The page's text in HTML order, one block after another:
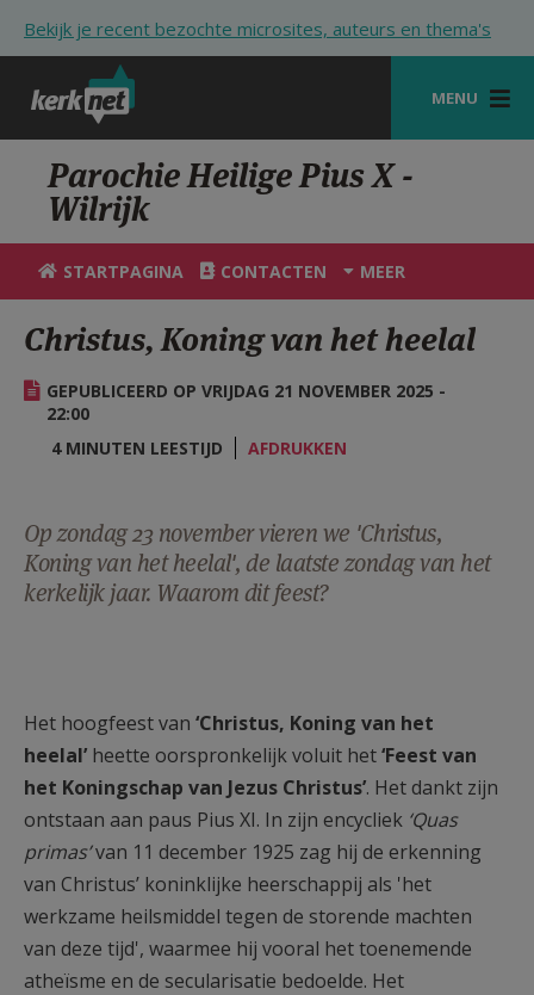
Bekijk je recent bezochte microsites, auteurs en thema's
MENU
STARTPAGINA
KERK
VIERINGEN
HULP
STARTPAGINA PORTAAL
AANMELDEN OF REGISTREREN
Parochie Heilige Pius X -
Wilrijk
STARTPAGINA CONTACTEN MEER
Christus, Koning van het heelal
GEPUBLICEERD OP VRIJDAG 21 NOVEMBER 2025 -
22:00
4 MINUTEN LEESTIJD
AFDRUKKEN
Op zondag 23 november vieren we 'Christus,
Koning van het heelal', de laatste zondag van het
kerkelijk jaar. Waarom dit feest?
Het hoogfeest van ‘Christus, Koning van het
heelal’ heette oorspronkelijk voluit het‘Feest van
het Koningschap van Jezus Christus’. Het dankt zijn
ontstaan aan paus Pius XI. In zijn encycliek ‘Quas
primas’van 11 december 1925 zag hij de erkenning
van Christus’ koninklijke heerschappij als 'het
werkzame heilsmiddel tegen de storende machten
van deze tijd', waarmee hij vooral het toenemende
atheïsme en de secularisatie bedoelde. Het